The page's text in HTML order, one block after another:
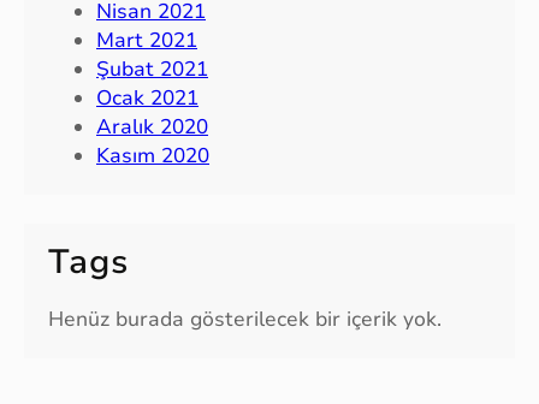
Nisan 2021
Mart 2021
Şubat 2021
Ocak 2021
Aralık 2020
Kasım 2020
Tags
Henüz burada gösterilecek bir içerik yok.